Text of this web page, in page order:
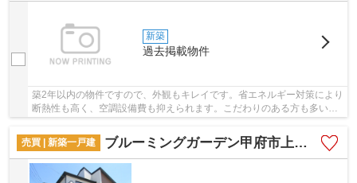
新築
過去掲載物件
築2年以内の物件ですので、外観もキレイです。省エネルギー対策により
断熱性も高く、空調設備費も抑えられます。こだわりのある方も多い、
売買 | 新築一戸建
ブルーミングガーデン甲府市上今井町2期 1号棟